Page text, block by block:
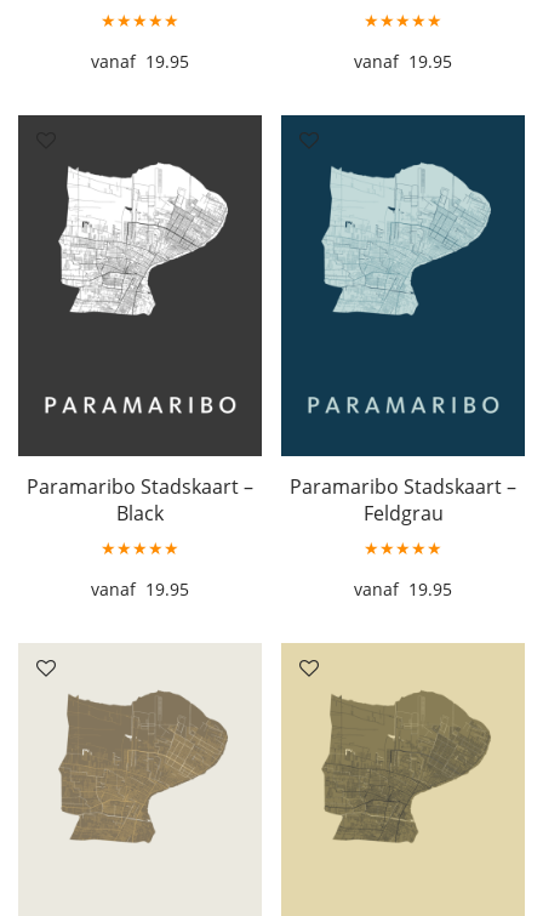
★★★★★
19.95
★★★★★
19.95
Paramaribo Stadskaart –
Black
★★★★★
19.95
Paramaribo Stadskaart –
Feldgrau
★★★★★
19.95